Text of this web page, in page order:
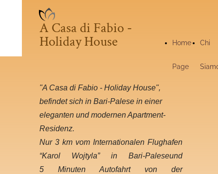
Home
Page
Chi
A Casa di Fabio -
Holiday House
"A Casa di Fabio - Holiday House",
befindet sich in Bari-Palese in einer
eleganten und modernen Apartment-
Residenz.
Nur 3 km vom Internationalen Flughafen
“Karol Wojtyla” in Bari-Paleseund
5 Minuten Autofahrt von der